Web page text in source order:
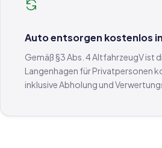
Auto entsorgen kostenlos
Gemäß §3 Abs. 4 AltfahrzeugV ist
Langenhagen für Privatpersonen
inklusive Abholung und